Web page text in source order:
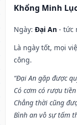
Khổng Minh
Ngày: Đại An - tức
Là ngày tốt, mọi
công.
“Đại An gặp được
Có cơm có rượu
Chẳng thời cũng
Bình an vô sự tấm